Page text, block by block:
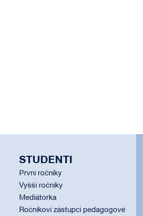
STUDENTI
První ročníky
Vyšší ročníky
Mediátorka
Ročníkoví zástupci pedagogové